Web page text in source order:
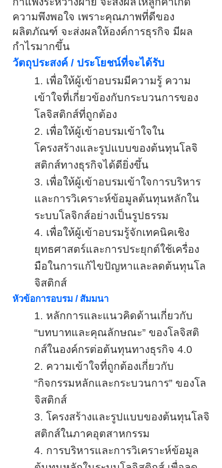
ความพึงพอใจ เพราะคุณภาพที่ดีของ
ผลิตภัณฑ์ จะส่งผลให้องค์การธุรกิจ มีผล
กำไรมากขึ้น
วัตถุประสงค์ / ประโยชน์ที่จะได้รับ
1. เพื่อให้ผู้เข้าอบรมมีความรู้ ความ
เข้าใจที่เกี่ยวข้องกับกระบวนการของ
โลจิสติกส์ที่ถูกต้อง
2. เพื่อให้ผู้เข้าอบรมเข้าใจใน
โครงสร้างและรูปแบบของต้นทุนโลจิ
สติกส์ทางธุรกิจได้ดียิ่งขึ้น
3. เพื่อให้ผู้เข้าอบรมเข้าใจการบริหาร
และการวิเคราะห์ข้อมูลต้นทุนหลักใน
ระบบโลจิกส์อย่างเป็นรูปธรรม
4. เพื่อให้ผู้เข้าอบรมรู้จักเทคนิคเชิง
ยุทธศาสตร์และการประยุกต์ใช้เครื่อง
มือในการแก้ไขปัญหาและลดต้นทุนโล
จิสติกส์
หัวข้อการอบรม / สัมมนา
1. หลักการและแนวคิดด้านเกี่ยวกับ
“บทบาทและคุณลักษณะ” ของโลจิสติ
กส์ในองค์กรต่อต้นทุนทางธุรกิจ 4.0
2. ความเข้าใจที่ถูกต้องเกี่ยวกับ
“กิจกรรมหลักและกระบวนการ” ของโล
จิสติกส์
3. โครงสร้างและรูปแบบของต้นทุนโลจิ
สติกส์ในภาคอุตสาหกรรม
4. การบริหารและการวิเคราะห์ข้อมูล